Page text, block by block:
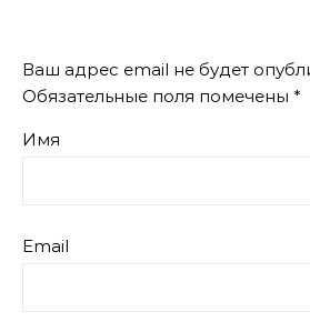
Ваш адрес email не будет
Обязательные поля помечены *
Имя
Email